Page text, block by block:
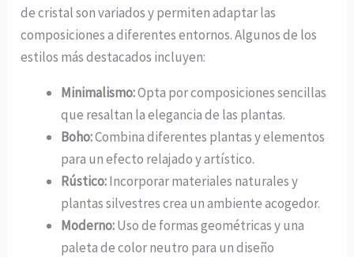
de cristal son variados y permiten adaptar las
composiciones a diferentes entornos. Algunos de los
estilos más destacados incluyen:
Minimalismo:Opta por composiciones sencillas
que resaltan la elegancia de las plantas.
Boho:Combina diferentes plantas y elementos
para un efecto relajado y artístico.
Rústico:Incorporar materiales naturales y
plantas silvestres crea un ambiente acogedor.
Moderno:Uso de formas geométricas y una
paleta de color neutro para un diseño